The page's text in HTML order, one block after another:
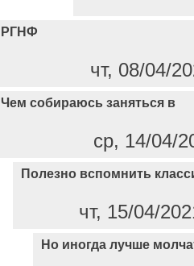
РГНФ
чт, 08/04/
Чем собираюсь заняться в
ср, 14/04/
Полезно вспомнить
чт, 15/04/
Но иногда лучше